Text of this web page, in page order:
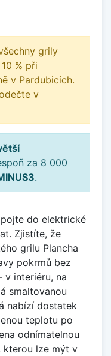
grily
% při
v Pardubicích.
v
za 8 000
.
do elektrické
Zjistíte, že
grilu Plancha
pokrmů bez
v interiéru, na
smaltovanou
nabízí dostatek
teplotu po
odnímatelnou
kterou lze mýt v